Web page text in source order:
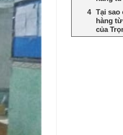
Tại sao
hàng
của